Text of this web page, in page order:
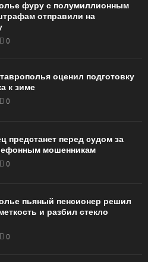
фуру с полумиллионным
отправили на
0
оценил подготовку
к зиме
0
предстанет перед судом за
мошенникам
0
пьяный пенсионер решил
и разбил стекло
0